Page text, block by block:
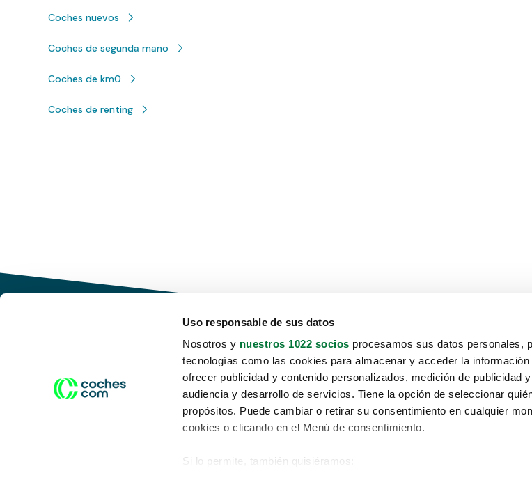
Uso responsable de sus datos
Nosotros y nuestros 1022 socios procesamos sus datos personales,
tecnologías como las cookies para almacenar y acceder la
ofrecer publicidad y contenido personalizados, medición de publicidad
audiencia y desarrollo de servicios. Tiene la opción de seleccionar
propósitos. Puede cambiar o retirar su consentimiento en cualquier
cookies o clicando en el Menú de consentimiento.
Si lo permite, también quisiéramos:
Coches nuevos
Coches de segunda mano
Coches de km0
Coches de renting
Conduce tu futuro,
desata tu movilidad